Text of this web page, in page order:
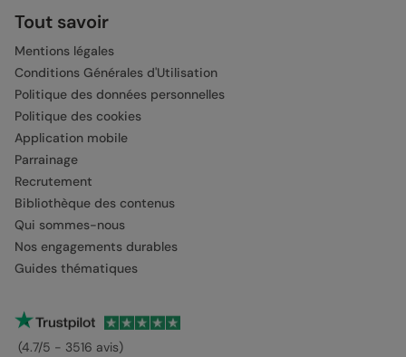
Tout savoir
Mentions légales
Conditions Générales d'Utilisation
Politique des données personnelles
Politique des cookies
Application mobile
Parrainage
Recrutement
Bibliothèque des contenus
Qui sommes-nous
Nos engagements durables
Guides thématiques
(4.7/5 - 3516 avis)